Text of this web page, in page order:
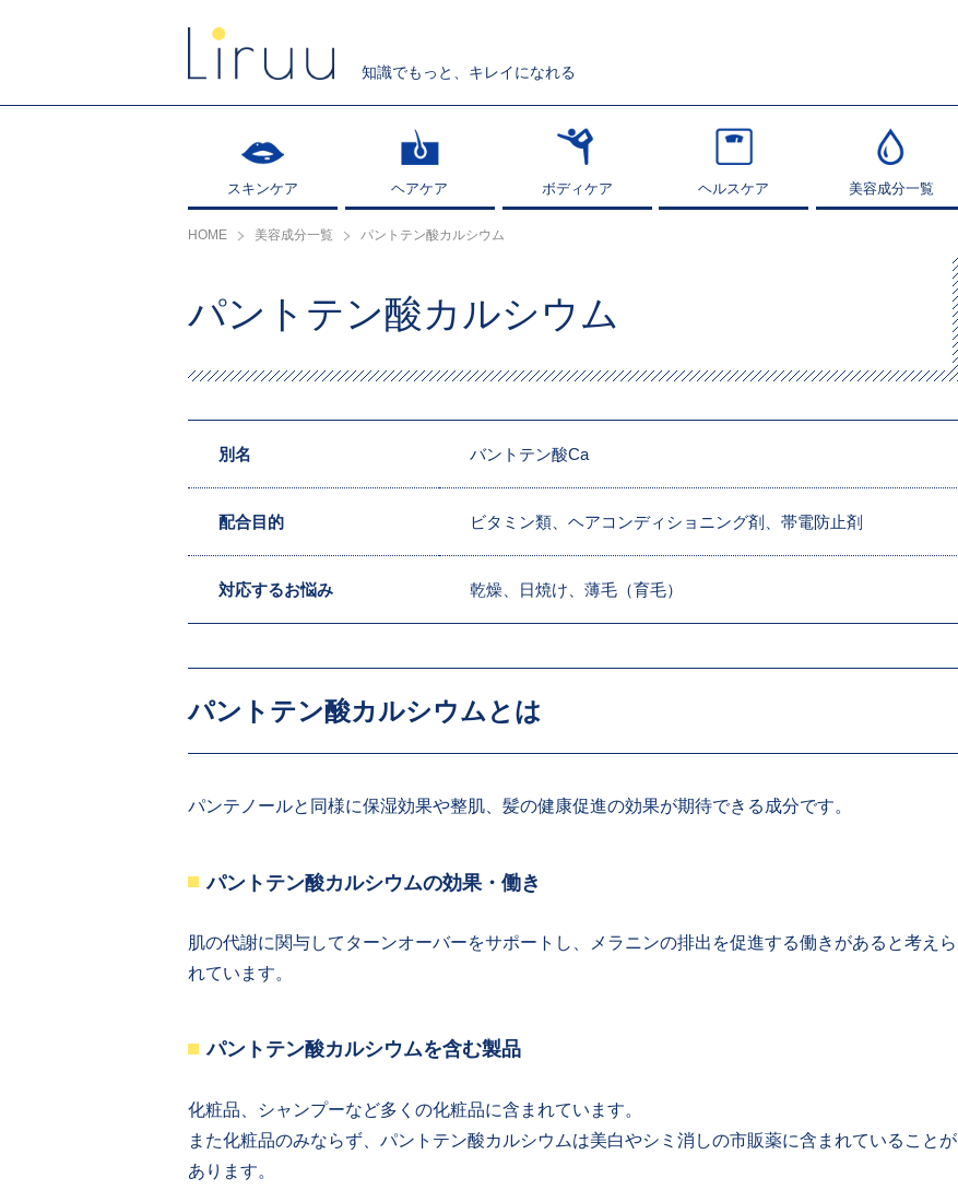
知識でもっと、キレイになれる
スキンケア
スキンケア ヘアケア
ヘアケア ボディケア
ボディケア ヘルスケア
ヘルスケア 美容成分一覧
美容成分一覧
HOME 美容成分一覧 パントテン酸カルシウム
パントテン酸カルシウム
別名 バントテン酸Ca
配合目的 ビタミン類、ヘアコンディショニング剤、帯電防止剤
対応するお悩み 乾燥、日焼け、薄毛（育毛）
パントテン酸カルシウムとは
パンテノールと同様に保湿効果や整肌、髪の健康促進の効果が期待できる成分です。
パントテン酸カルシウムの効果・働き
肌の代謝に関与してターンオーバーをサポートし、メラニンの排出を促進する働きがあると考えら
れています。
パントテン酸カルシウムを含む製品
化粧品、シャンプーなど多くの化粧品に含まれています。
また化粧品のみならず、パントテン酸カルシウムは美白やシミ消しの市販薬に含まれていることが
あります。